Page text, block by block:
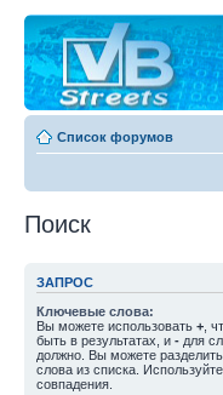
Список форумов
Поиск
ЗАПРОС
Ключевые слова:
Вы можете использовать + ,
быть в результатах, и - для
должно. Вы можете
слова из списка. Используйте
совпадения.